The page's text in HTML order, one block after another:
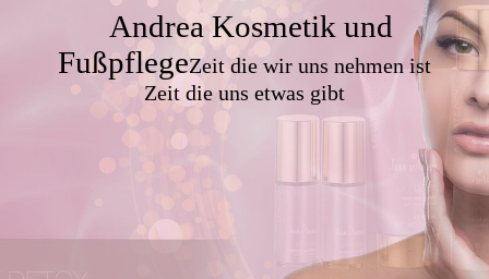
Andrea Kosmetik und
FußpflegeZeit die wir uns nehmen ist
Zeit die uns etwas gibt